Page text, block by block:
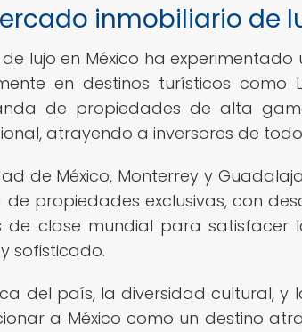
inmobiliario de
lujo en México ha
en destinos turísticos como
de propiedades de alta
atrayendo a inversores de
de México, Monterrey y
propiedades exclusivas, con
de clase mundial para satisfacer
sofisticado.
del país, la diversidad cultural, y
a México como un destino